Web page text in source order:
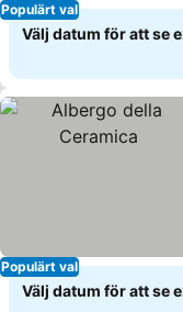
Populärt val
Välj datum för att se
Populärt val
Välj datum för att se